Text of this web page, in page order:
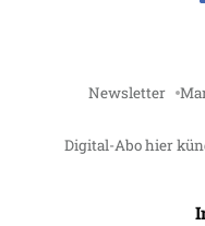
Newsletter
Digital-Abo hier